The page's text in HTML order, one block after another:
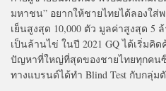
มหาชน” อยากให้ชายไทยได้ลองใส่
เย็นสูงสุด 10,000 ตัว มูลค่าสูงสุด 5
เป็นล้านไข่ ในปี 2021 GQ ได้เริ่มคิ
ปัญหาที่ใหญ่ที่สุดของชายไทยทุกคน
ทางแบรนด์ได้ทำ Blind Test กับกลุ่ม